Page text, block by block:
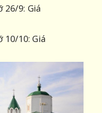
26/9: Giá
10/10: Giá